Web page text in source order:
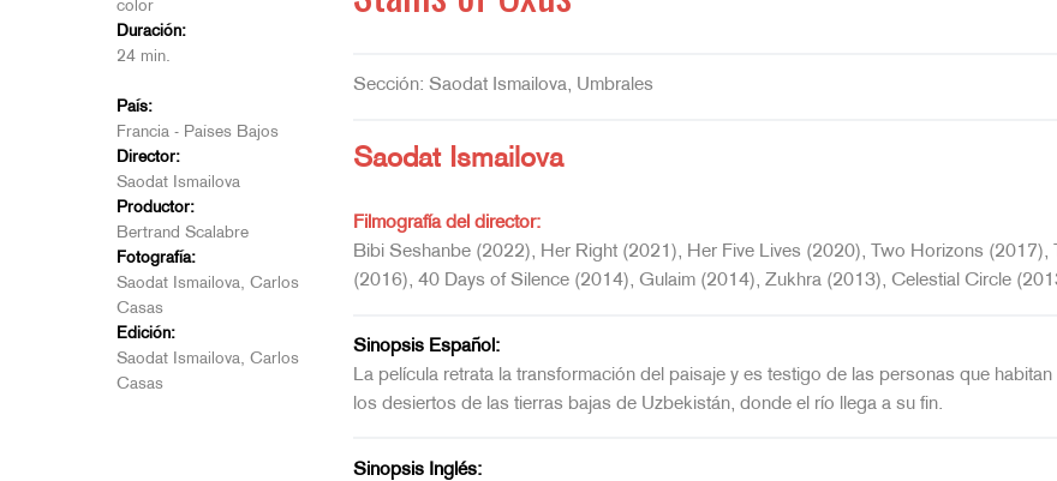
color
Duración:
24 min.
País:
Francia - Países Bajos
Director:
Saodat Ismailova
Productor:
Bertrand Scalabre
Fotografía:
Saodat Ismailova, Carlos
Casas
Edición:
Saodat Ismailova, Carlos
Casas
Sección: Saodat Ismailova, Umbrales
Saodat Ismailova
Filmografía del director:
Bibi Seshanbe (2022), Her Right (2021), Her Five Lives (2020), Two Horizons
(2016), 40 Days of Silence (2014), Gulaim (2014), Zukhra (2013), Celestial Circle
Sinopsis Español:
La película retrata la transformación del paisaje y es testigo de las personas que
los desiertos de las tierras bajas de Uzbekistán, donde el río llega a su fin.
Sinopsis Inglés: